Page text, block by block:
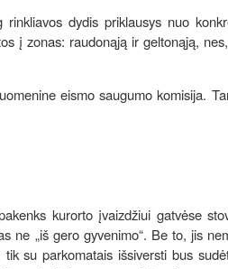
dydis priklausys nuo
į zonas: raudonąją ir geltonąją,
eismo saugumo komisija.
kurorto įvaizdžiui gatvėse
ne „iš gero gyvenimo“. Be to, jis
su parkomatais išsiversti bus